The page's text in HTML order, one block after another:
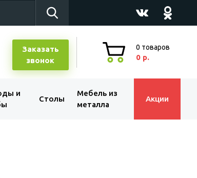
Заказать
звонок
0 товаров
0 р.
и
Столы
Мебель из
металла
Акции